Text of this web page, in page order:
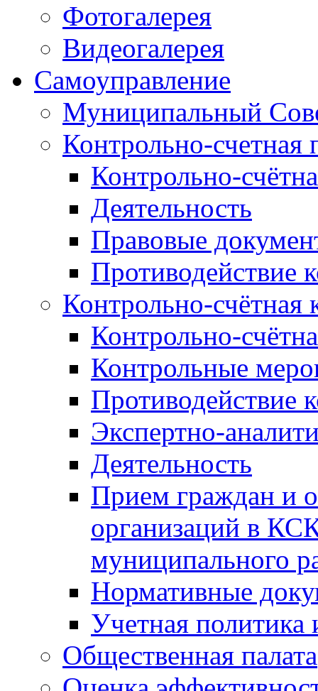
Фотогалерея
Видеогалерея
Самоуправление
Муниципальный
Контрольно-счетная
Контрольно-
Деятельность
Правовые
Противодействие
Контрольно-счётная
Контрольно-
Контрольные
Противодействие
Экспертно-
Деятельность
Прием граждан и
организаций в
муниципального
Нормативные
Учетная политика
Общественная палата